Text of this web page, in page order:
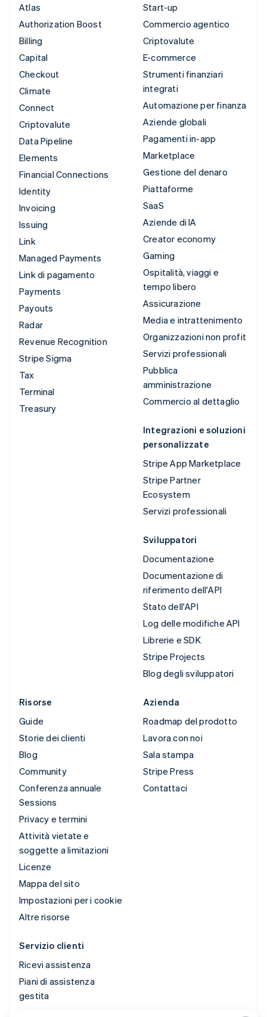
Atlas
Authorization Boost
Billing
Capital
Checkout
Climate
Connect
Criptovalute
Data Pipeline
Elements
Financial Connections
Identity
Invoicing
Issuing
Link
Managed Payments
Link di pagamento
Payments
Payouts
Radar
Revenue Recognition
Stripe Sigma
Tax
Terminal
Treasury
Start-up
Commercio agentico
Criptovalute
E-commerce
Strumenti finanziari
integrati
Automazione per finanza
Aziende globali
Pagamenti in-app
Marketplace
Gestione del denaro
Piattaforme
SaaS
Aziende di IA
Creator economy
Gaming
Ospitalità, viaggi e
tempo libero
Assicurazione
Media e intrattenimento
Organizzazioni non profit
Servizi professionali
Pubblica
amministrazione
Commercio al dettaglio
Integrazioni e soluzioni
personalizzate
Stripe App Marketplace
Stripe Partner
Ecosystem
Servizi professionali
Sviluppatori
Documentazione
Documentazione di
riferimento dell'API
Stato dell'API
Log delle modifiche API
Librerie e SDK
Stripe Projects
Blog degli sviluppatori
Risorse
Guide
Storie dei clienti
Blog
Community
Conferenza annuale
Sessions
Privacy e termini
Attività vietate e
soggette a limitazioni
Licenze
Mappa del sito
Impostazioni per i cookie
Altre risorse
Azienda
Roadmap del prodotto
Lavora con noi
Sala stampa
Stripe Press
Contattaci
Servizio clienti
Ricevi assistenza
Piani di assistenza
gestita